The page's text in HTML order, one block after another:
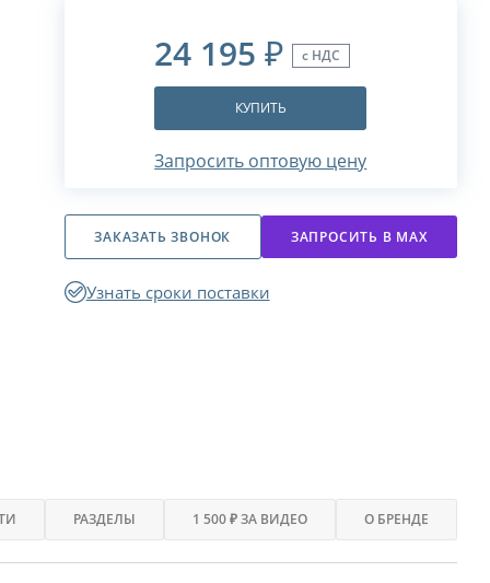
24 195 ₽ с НДС
КУПИТЬ
Запросить оптовую цену
ЗАКАЗАТЬ ЗВОНОК ЗАПРОСИТЬ В МАХ
Узнать сроки поставки
РАЗДЕЛЫ 1 500 ₽ ЗА ВИДЕО О БРЕНДЕ